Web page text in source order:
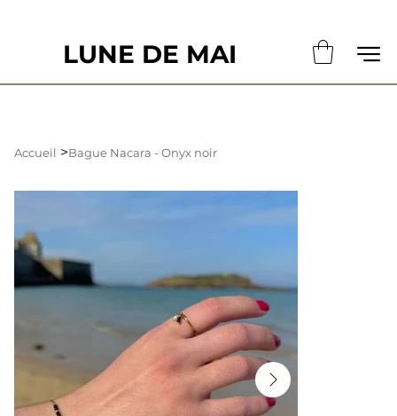
LUNE DE MAI
Accueil >Bague Nacara - Onyx noir